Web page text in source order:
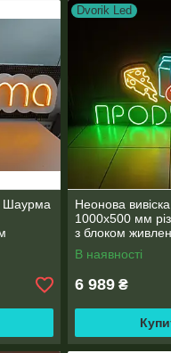
Шаурма
Dvorik Led
Неонова
1000х500 мм
з блоком
В наявності
6 989 ₴